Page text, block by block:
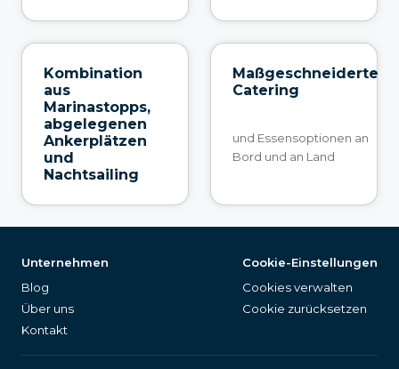
Kombination
aus
Marinastopps,
abgelegenen
Ankerplätzen
und
Nachtsailing
Maßgeschneiderte
Catering
und Essensoptionen an
Bord und an Land
Unternehmen
Blog
Über uns
Kontakt
Cookie-Einstellungen
Cookies verwalten
Cookie zurücksetzen